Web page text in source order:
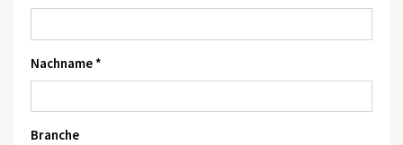
Nachname *
Branche